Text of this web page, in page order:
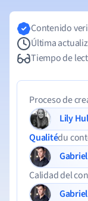
Contenido
Última
Tiempo de
Proceso de
Lily
Qualitédu
Calidad del